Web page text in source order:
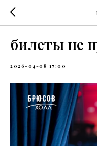
билеты не
2026-04-08 17:00